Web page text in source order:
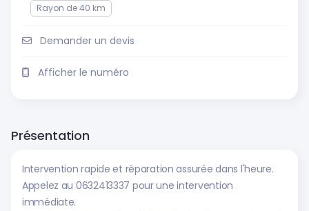
Rayon de 40 km
Demander un devis
Afficher le numéro
Présentation
Intervention rapide et réparation assurée dans l'heure.
Appelez au 0632413337 pour une intervention
immédiate.